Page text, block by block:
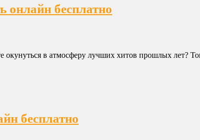
онлайн бесплатно
окунуться в атмосферу лучших хитов прошлых лет?
бесплатно